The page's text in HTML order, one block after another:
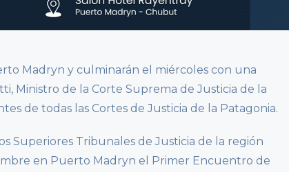
Madryn y culminarán el miércoles con una
Ministro de la Corte Suprema de Justicia de la
de todas las Cortes de Justicia de la Patagonia.
Superiores Tribunales de Justicia de la región
en Puerto Madryn el Primer Encuentro de